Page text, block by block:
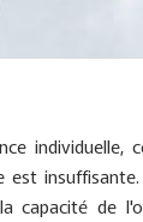
individuelle,
est
capacité de